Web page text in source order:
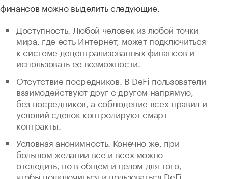
финансов можно выделить следующие.
Доступность. Любой человек из любой точки
мира, где есть Интернет, может подключиться
к системе децентрализованных финансов и
использовать ее возможности.
Отсутствие посредников. В DeFi пользователи
взаимодействуют друг с другом напрямую,
без посредников, а соблюдение всех правил и
условий сделок контролируют смарт-
контракты.
Условная анонимность. Конечно же, при
большом желании все и всех можно
отследить, но в общем и целом для того,
чтобы подключиться и пользоваться DeFi,